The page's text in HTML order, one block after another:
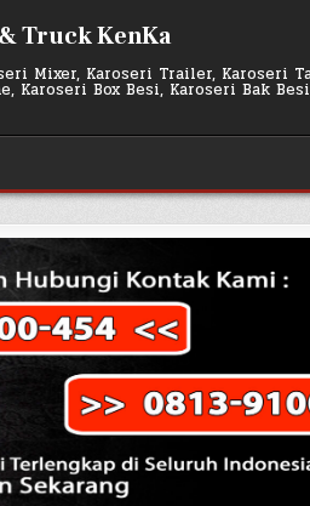
Truck KenKa
Mixer, Karoseri Trailer, Karoseri
Box Besi, Karoseri Bak